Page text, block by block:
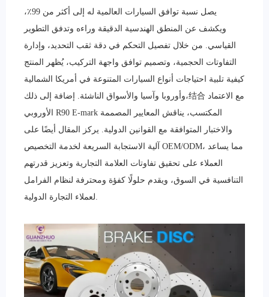
يصل نسبة توافق السيارات العالمية له إلى أكثر من 99٪،
ويكشف عن المنطق الهندسية الدقيقة وراءه وتدفق التطوير
القياسي. من خلال تفصيل التحكم في دقة ثقب التحديد، وإدارة
التفاوتات الحجمية، وتصميم توافق واجهة التركيب، يُظهر المنتج
كيفية تلبية احتياجات أنواع السيارات المتنوعة في أمريكا الشمالية
وأوروبا وآسيا والأسواق الناشئة. إضافة إلى ذلك،结合 مع الاعتماد
الأوروبي R90 E-mark المكتسب، يناقش المعايير المصممة
والاختبار المتوافقة مع القوانين الدولية. يركز المقال أيضًا على
آلية الاستجابة السريعة لخدمة التخصيص OEM/ODM، مما يساعد
العملاء على تحقيق تفاوتات العلامة التجارية وتعزيز قدرتهم
التنافسية في السوق، ويقدم حلولًا كفؤة ومحترفة لنظام الفرامل
لعملاء التجارة الدولية.